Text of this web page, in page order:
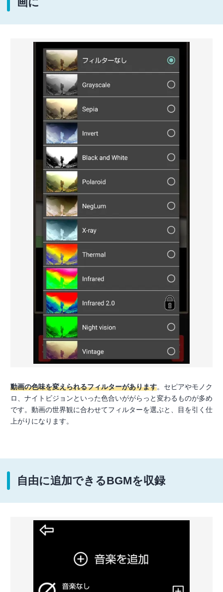
動画の色味を変えられるフィルターがあります。セピアやモノク
ロ、ナイトビジョンといった色合いががらっと変わるものが多め
です。動画の世界観に合わせてフィルターを選ぶと、目を引く仕
上がりになります。
自由に追加できるBGMを収録